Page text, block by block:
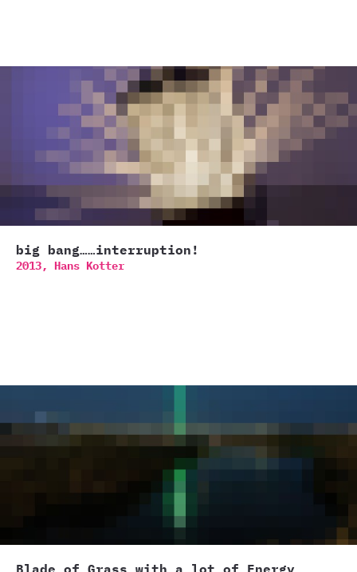
big bang……interruption!
2013, Hans Kotter
Blade of Grass with a lot of Energy